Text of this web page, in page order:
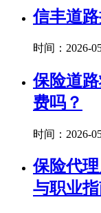
信丰道
时间：2026-
保险道
费吗？
时间：2026-
保险代
与职业